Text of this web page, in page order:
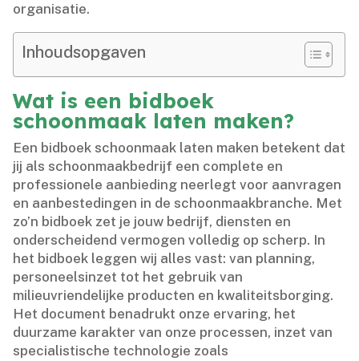
organisatie.​
Inhoudsopgaven
Wat is een bidboek
schoonmaak laten maken?
Een bidboek schoonmaak laten maken betekent dat
jij als schoonmaakbedrijf een complete en
professionele aanbieding neerlegt voor aanvragen
en aanbestedingen in de schoonmaakbranche.​ Met
zo’n bidboek zet je jouw bedrijf, diensten en
onderscheidend vermogen volledig op scherp.​ In
het bidboek leggen wij alles vast: van planning,
personeelsinzet tot het gebruik van
milieuvriendelijke producten en kwaliteitsborging.​
Het document benadrukt onze ervaring, het
duurzame karakter van onze processen, inzet van
specialistische technologie zoals